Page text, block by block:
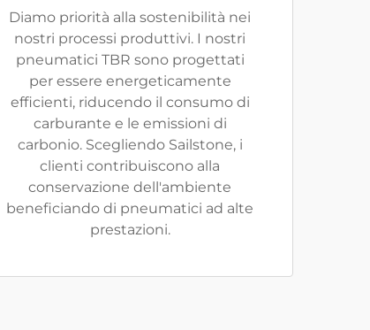
Diamo priorità alla sostenibilità nei
nostri processi produttivi. I nostri
pneumatici TBR sono progettati
per essere energeticamente
efficienti, riducendo il consumo di
carburante e le emissioni di
carbonio. Scegliendo Sailstone, i
clienti contribuiscono alla
conservazione dell'ambiente
beneficiando di pneumatici ad alte
prestazioni.